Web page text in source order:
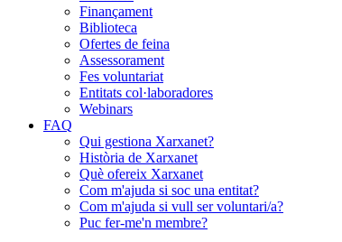
Finançament
Biblioteca
Ofertes de feina
Assessorament
Fes voluntariat
Entitats col·laboradores
Webinars
FAQ
Qui gestiona Xarxanet?
Història de Xarxanet
Què ofereix Xarxanet
Com m'ajuda si soc una entitat?
Com m'ajuda si vull ser voluntari/a?
Puc fer-me'n membre?